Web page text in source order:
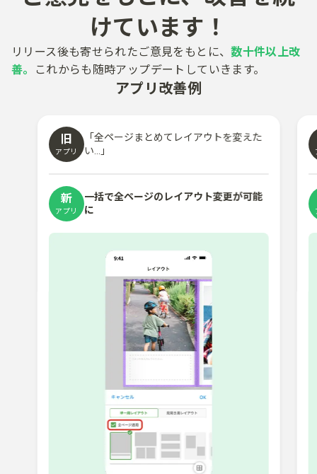
けています！​
リリース後も​寄せられた​ご意見を​もとに、​数十件以上​改
善。
これからも​随時アップデートしていきます。​
アプリ改善例
旧
アプリ
「全ページまとめて​レイアウトを​変えた
い​...​」
新
アプリ
一括で​全ページのレイアウト変更が​可能
に​